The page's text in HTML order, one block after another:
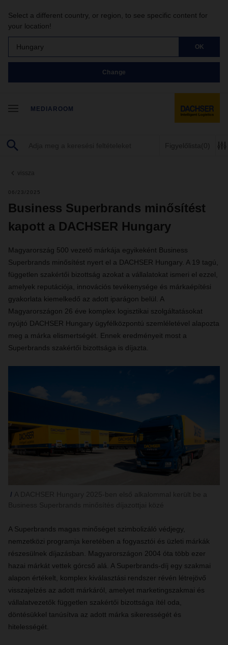
Select a different country, or region, to see specific content for
your location!
Hungary OK
Change
MEDIAROOM
Figyelőlista (0)
vissza
06/23/2025
Business Superbrands minősítést
kapott a DACHSER Hungary
Magyarország 500 vezető márkája egyikeként Business
Superbrands minősítést nyert el a DACHSER Hungary. A 19 tagú,
független szakértői bizottság azokat a vállalatokat ismeri el ezzel,
amelyek reputációja, innovációs tevékenysége és márkaépítési
gyakorlata kiemelkedő az adott iparágon belül. A
Magyarországon 26 éve komplex logisztikai szolgáltatásokat
nyújtó DACHSER Hungary ügyfélközpontú szemléletével alapozta
meg a márka elismertségét. Ennek eredményeit most a
Superbrands szakértői bizottsága is díjazta.
A Superbrands magas minőséget szimbolizáló védjegy,
nemzetközi programja keretében a fogyasztói és üzleti márkák
részesülnek díjazásban. Magyarországon 2004 óta több ezer
hazai márkát vettek górcső alá. A Superbrands-díj egy szakmai
alapon értékelt, komplex kiválasztási rendszer révén létrejövő
visszajelzés az adott márkáról, amelyet marketingszakmai és
vállalatvezetők független szakértői bizottsága ítél oda,
döntésükkel tanúsítva az adott márka sikerességét és
hitelességét.